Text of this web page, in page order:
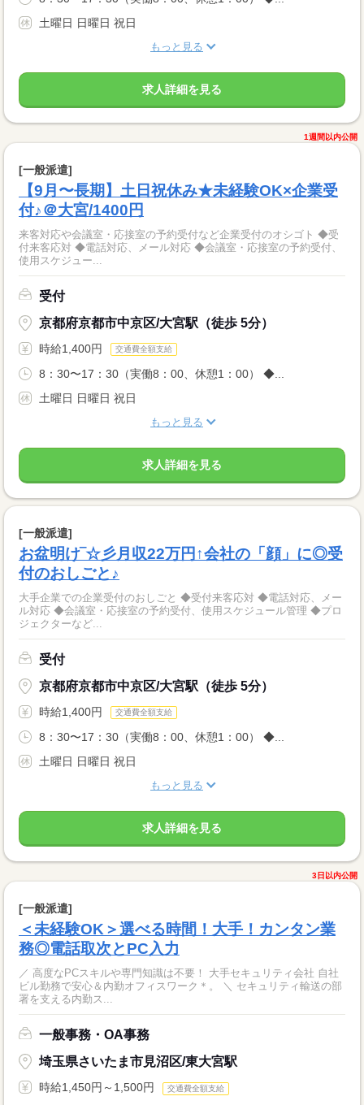
土曜日 日曜日 祝日
もっと見る
求人詳細を見る
1週間以内公開
[一般派遣]
【9月〜長期】土日祝休み★未経験OK×企業受
付♪＠大宮/1400円
来客対応や会議室・応接室の予約受付など企業受付のオシゴト ◆受
付来客応対 ◆電話対応、メール対応 ◆会議室・応接室の予約受付、
使用スケジュー...
受付
京都府京都市中京区/大宮駅（徒歩 5分）
時給1,400円 交通費全額支給
8：30〜17：30（実働8：00、休憩1：00） ◆...
土曜日 日曜日 祝日
もっと見る
求人詳細を見る
[一般派遣]
お盆明け‾☆彡月収22万円↑会社の「顔」に◎受
付のおしごと♪
大手企業での企業受付のおしごと ◆受付来客応対 ◆電話対応、メー
ル対応 ◆会議室・応接室の予約受付、使用スケジュール管理 ◆プロ
ジェクターなど...
受付
京都府京都市中京区/大宮駅（徒歩 5分）
時給1,400円 交通費全額支給
8：30〜17：30（実働8：00、休憩1：00） ◆...
土曜日 日曜日 祝日
もっと見る
求人詳細を見る
3日以内公開
[一般派遣]
＜未経験OK＞選べる時間！大手！カンタン業
務◎電話取次とPC入力
／ 高度なPCスキルや専門知識は不要！ 大手セキュリティ会社 自社
ビル勤務で安心＆内勤オフィスワーク＊。 ＼ セキュリティ輸送の部
署を支える内勤ス...
一般事務・OA事務
埼玉県さいたま市見沼区/東大宮駅
時給1,450円～1,500円 交通費全額支給